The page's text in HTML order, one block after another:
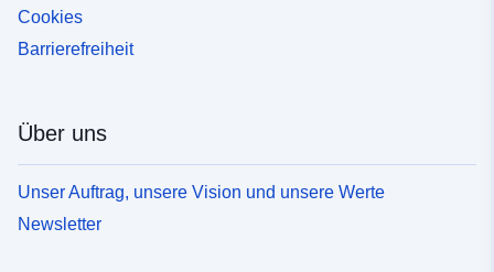
Cookies
Barrierefreiheit
Über uns
Unser Auftrag, unsere Vision und unsere Werte
Newsletter